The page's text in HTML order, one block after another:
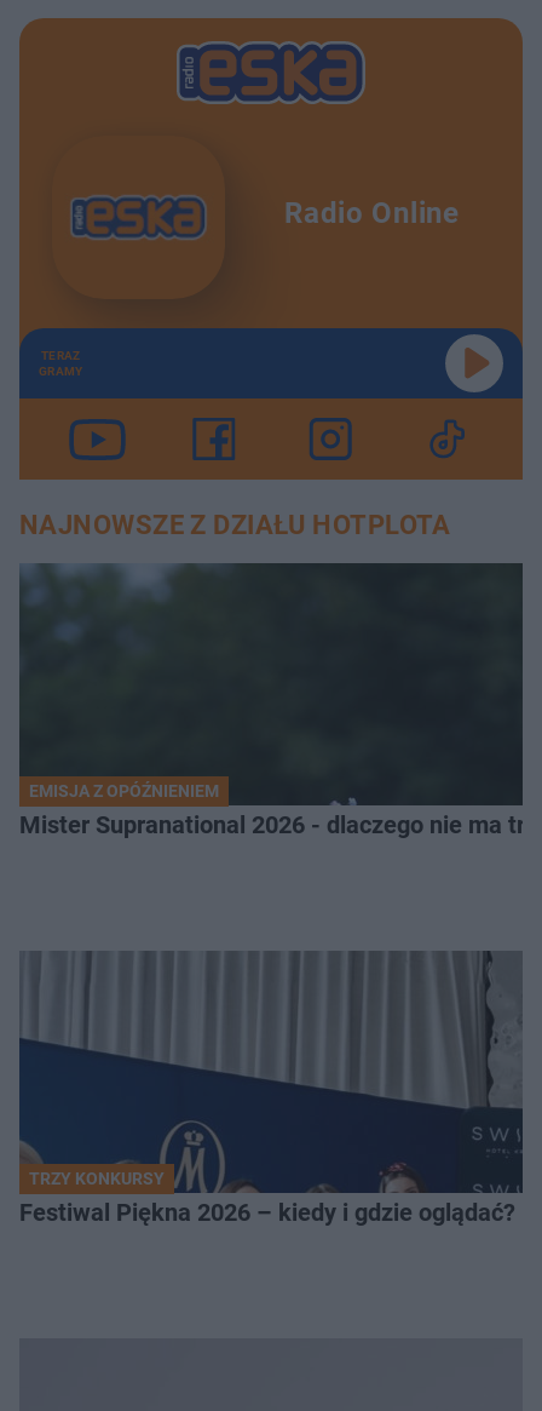
Radio Online
TERAZ
GRAMY
NAJNOWSZE Z DZIAŁU HOTPLOTA
EMISJA Z OPÓŹNIENIEM
Mister Supranational 2026 - dlaczego nie ma
TRZY KONKURSY
Festiwal Piękna 2026 – kiedy i gdzie oglądać?